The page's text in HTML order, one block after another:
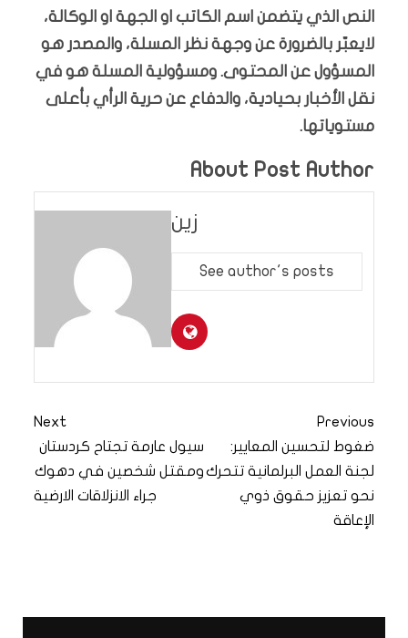
النص الذي يتضمن اسم الكاتب او الجهة او الوكالة،
لايعبّر بالضرورة عن وجهة نظر المسلة، والمصدر هو
المسؤول عن المحتوى. ومسؤولية المسلة هو في
نقل الأخبار بحيادية، والدفاع عن حرية الرأي بأعلى
مستوياتها.
About Post Author
زين
See author's posts
Previous
ضغوط لتحسين المعايير:
لجنة العمل البرلمانية تتحرك
نحو تعزيز حقوق ذوي
الإعاقة
Next
سيول عارمة تجتاح كردستان
ومقتل شخصين في دهوك
جراء الانزلاقات الارضية